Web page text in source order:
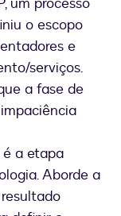
o escopo
e
serviços.
a fase de
a etapa
Aborde a